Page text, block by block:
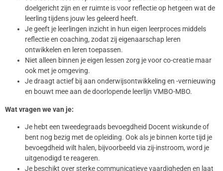
doelgericht zijn en er ruimte is voor reflectie op hetgeen wat de
leerling tijdens jouw les geleerd heeft.
Je geeft je leerlingen inzicht in hun eigen leerproces middels
reflectie en coaching, zodat zij eigenaarschap leren
ontwikkelen en leren toepassen.
Niet alleen binnen je eigen lessen zorg je voor co-creatie maar
ook met je omgeving.
Je draagt actief bij aan onderwijsontwikkeling en -vernieuwing
en bouwt mee aan de doorlopende leerlijn VMBO-MBO.
Wat vragen we van je:
Je hebt een tweedegraads bevoegdheid Docent wiskunde of
bent nog bezig met de opleiding. Ook als je binnen korte tijd je
bevoegdheid wilt halen, bijvoorbeeld via zij-instroom, word je
uitgenodigd te reageren.
Je beschikt over sterke communicatieve vaardigheden en laat